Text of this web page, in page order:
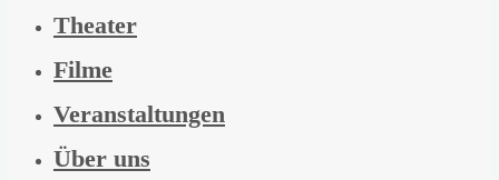
Theater
Filme
Veranstaltungen
Über uns